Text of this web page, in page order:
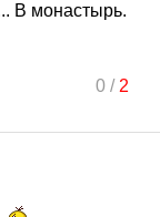
В монастырь.
0/ 2